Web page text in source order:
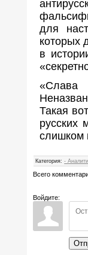
для
которых
в
«Слава
Такая
русских
слишком
Категория: -
Всего
Войдите: